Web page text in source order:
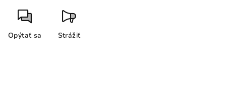
Opýtať sa Strážiť